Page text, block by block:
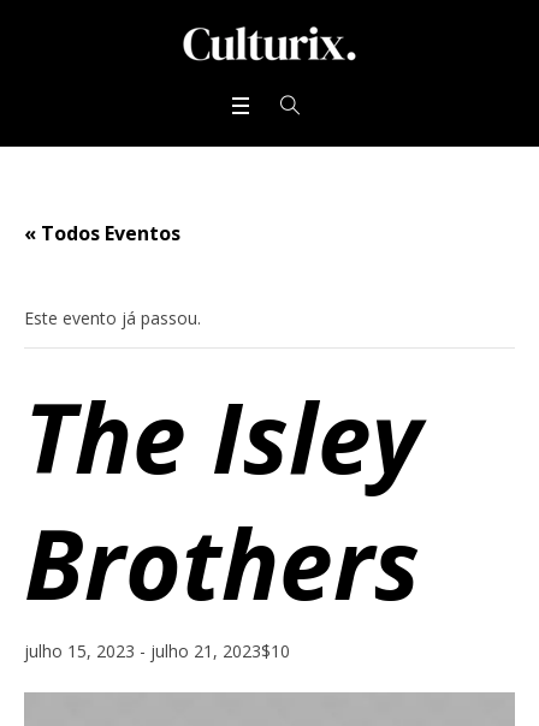
« Todos Eventos
Este evento já passou.
The Isley
Brothers
julho 15, 2023 - julho 21, 2023$10